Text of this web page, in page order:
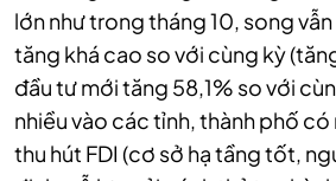
lớn như trong tháng 10, song
tăng khá cao so với cùng kỳ
đầu tư mới tăng 58,1% so với
nhiều vào các tỉnh, thành phố
thu hút FDI (cơ sở hạ tầng tốt,